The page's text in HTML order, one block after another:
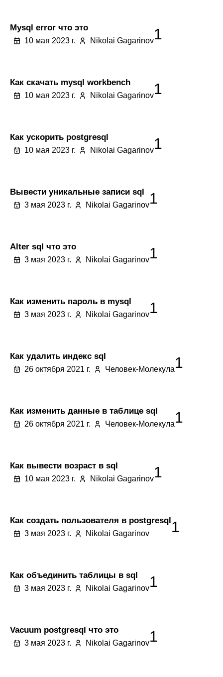
Mysql error что это
10 мая 2023 г. Nikolai Gagarinov1
Как скачать mysql workbench
10 мая 2023 г. Nikolai Gagarinov1
Как ускорить postgresql
10 мая 2023 г. Nikolai Gagarinov1
Вывести уникальные записи sql
3 мая 2023 г. Nikolai Gagarinov1
Alter sql что это
3 мая 2023 г. Nikolai Gagarinov1
Как изменить пароль в mysql
3 мая 2023 г. Nikolai Gagarinov1
Как удалить индекс sql
26 октября 2021 г. Человек-Молекула1
Как изменить данные в таблице sql
26 октября 2021 г. Человек-Молекула1
Как вывести возраст в sql
10 мая 2023 г. Nikolai Gagarinov1
Как создать пользователя в postgresql
3 мая 2023 г. Nikolai Gagarinov 1
Как объединить таблицы в sql
3 мая 2023 г. Nikolai Gagarinov1
Vacuum postgresql что это
3 мая 2023 г. Nikolai Gagarinov1